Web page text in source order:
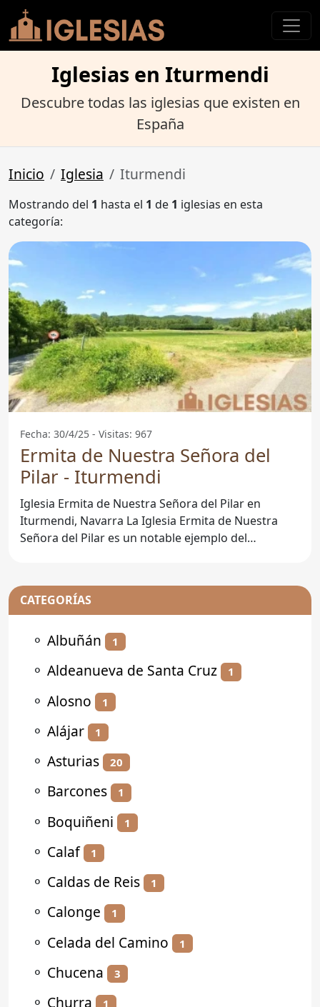
Iglesias en Iturmendi
Descubre todas las iglesias que existen en
España
Inicio Iglesia Iturmendi
Mostrando del 1 hasta el 1 de 1 iglesias en esta
categoría:
Fecha: 30/4/25 - Visitas: 967
Ermita de Nuestra Señora del
Pilar - Iturmendi
Iglesia Ermita de Nuestra Señora del Pilar en
Iturmendi, Navarra La Iglesia Ermita de Nuestra
Señora del Pilar es un notable ejemplo del
CATEGORÍAS
⚬ Albuñán 1
⚬ Aldeanueva de Santa Cruz 1
⚬ Alosno 1
⚬ Alájar 1
⚬ Asturias 20
⚬ Barcones 1
⚬ Boquiñeni 1
⚬ Calaf 1
⚬ Caldas de Reis 1
⚬ Calonge 1
⚬ Celada del Camino 1
⚬ Chucena 3
⚬ Churra 1